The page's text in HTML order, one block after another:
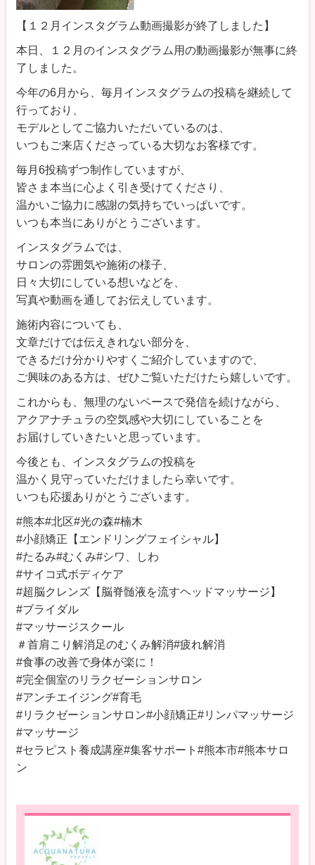
【１２月インスタグラム動画撮影が終了しました】
本日、１２月のインスタグラム用の動画撮影が無事に終
了しました。
今年の6月から、毎月インスタグラムの投稿を継続して
行っており、
モデルとしてご協力いただいているのは、
いつもご来店くださっている大切なお客様です。
毎月6投稿ずつ制作していますが、
皆さま本当に心よく引き受けてくださり、
温かいご協力に感謝の気持ちでいっぱいです。
いつも本当にありがとうございます。
インスタグラムでは、
サロンの雰囲気や施術の様子、
日々大切にしている想いなどを、
写真や動画を通してお伝えしています。
施術内容についても、
文章だけでは伝えきれない部分を、
できるだけ分かりやすくご紹介していますので、
ご興味のある方は、ぜひご覧いただけたら嬉しいです。
これからも、無理のないペースで発信を続けながら、
アクアナチュラの空気感や大切にしていることを
お届けしていきたいと思っています。
今後とも、インスタグラムの投稿を
温かく見守っていただけましたら幸いです。
いつも応援ありがとうございます。
#熊本#北区#光の森#楠木
#小顔矯正【エンドリングフェイシャル】
#たるみ#むくみ#シワ、しわ
#サイコ式ボディケア
#超脳クレンズ【脳脊髄液を流すヘッドマッサージ】
#ブライダル
#マッサージスクール
＃首肩こり解消足のむくみ解消#疲れ解消
#食事の改善で身体が楽に！
#完全個室のリラクゼーションサロン
#アンチエイジング#育毛
#リラクゼーションサロン#小顔矯正#リンパマッサージ
#マッサージ
#セラピスト養成講座#集客サポート#熊本市#熊本サロ
ン